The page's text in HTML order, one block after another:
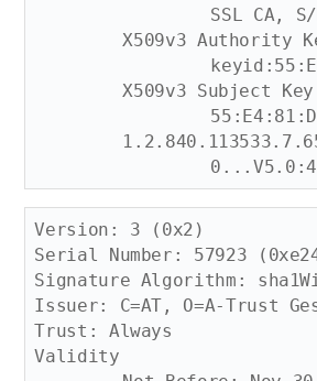
	X509v3 Authority Key Identifier:
	X509v3 Subject Key Identifier:
Version: 3 (0x2)
Serial Number: 57923
Signature Algorithm:
Issuer: C=AT, O=A-Trust
Trust: Always
Validity